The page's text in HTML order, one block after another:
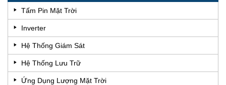
Tấm Pin Mặt Trời
Inverter
Hệ Thống Giám Sát
Hệ Thống Lưu Trữ
Ứng Dụng Lượng Mặt Trời